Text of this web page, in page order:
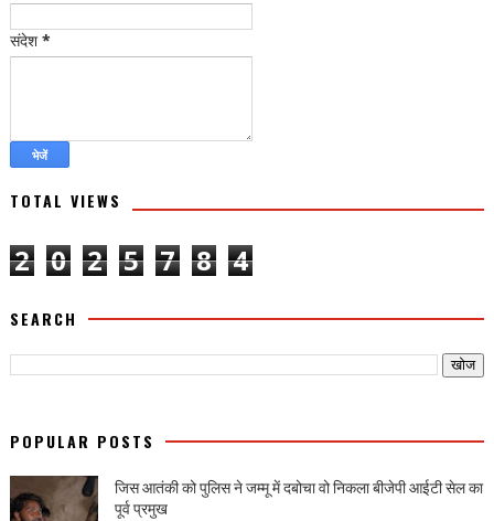
संदेश *
TOTAL VIEWS
2 0 2 5 7 8 4
SEARCH
POPULAR POSTS
जिस आतंकी को पुलिस ने जम्मू में दबोचा वो निकला बीजेपी आईटी सेल का
पूर्व प्रमुख